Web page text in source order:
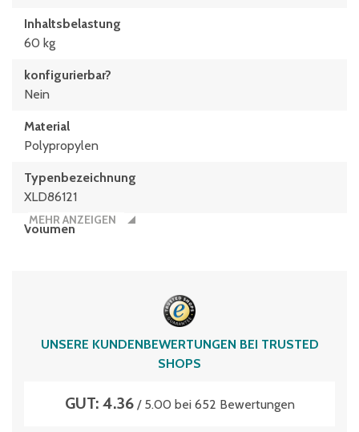
Inhaltsbelastung
60 kg
konfigurierbar?
Nein
Material
Polypropylen
Typen­be­zeich­nung
XLD86121
Volumen
MEHR ANZEIGEN
UNSERE KUNDENBEWERTUNGEN BEI TRUSTED
SHOPS
GUT: 4.36/ 5.00 bei 652 Bewertungen